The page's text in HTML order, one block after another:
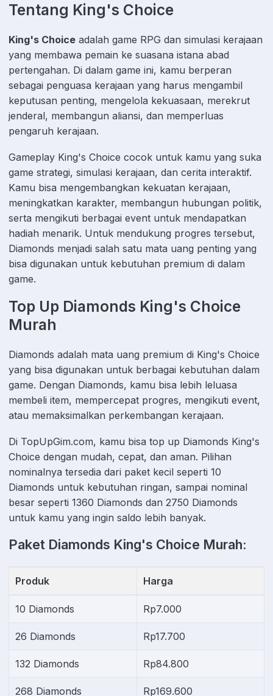
Tentang King's Choice
King's Choice adalah game RPG dan simulasi kerajaan
yang membawa pemain ke suasana istana abad
pertengahan. Di dalam game ini, kamu berperan
sebagai penguasa kerajaan yang harus mengambil
keputusan penting, mengelola kekuasaan, merekrut
jenderal, membangun aliansi, dan memperluas
pengaruh kerajaan.
Gameplay King's Choice cocok untuk kamu yang suka
game strategi, simulasi kerajaan, dan cerita interaktif.
Kamu bisa mengembangkan kekuatan kerajaan,
meningkatkan karakter, membangun hubungan politik,
serta mengikuti berbagai event untuk mendapatkan
hadiah menarik. Untuk mendukung progres tersebut,
Diamonds menjadi salah satu mata uang penting yang
bisa digunakan untuk kebutuhan premium di dalam
game.
Top Up Diamonds King's Choice
Murah
Diamonds adalah mata uang premium di King's Choice
yang bisa digunakan untuk berbagai kebutuhan dalam
game. Dengan Diamonds, kamu bisa lebih leluasa
membeli item, mempercepat progres, mengikuti event,
atau memaksimalkan perkembangan kerajaan.
Di TopUpGim.com, kamu bisa top up Diamonds King's
Choice dengan mudah, cepat, dan aman. Pilihan
nominalnya tersedia dari paket kecil seperti 10
Diamonds untuk kebutuhan ringan, sampai nominal
besar seperti 1360 Diamonds dan 2750 Diamonds
untuk kamu yang ingin saldo lebih banyak.
Paket Diamonds King's Choice Murah:
Produk Harga
10 Diamonds Rp7.000
26 Diamonds Rp17.700
132 Diamonds Rp84.800
268 Diamonds Rp169.600